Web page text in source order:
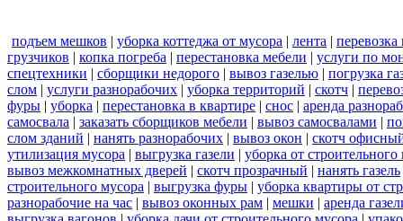
подъем мешков | уборка коттеджа от мусора | лента |
грузчиков | копка погреба | перестановка мебели | услуги по
спецтехники | сборщики недорого | вывоз газелью | погрузка
слом | услуги разнорабочих | уборка территорий | скотч |
фуры | уборка | перестановка в квартире | снос | аренда
самосвала | заказать сборщиков мебели | вывоз самосвалами |
слом зданий | нанять разнорабочих | вывоз окон | скотч
утилизация мусора | выгрузка газели | уборка от строительного
вывоз межкомнатных дверей | скотч прозрачный | нанять газель
строительного мусора | выгрузка фуры | уборка квартиры от
разнорабочие на час | вывоз оконных рам | мешки | аренда